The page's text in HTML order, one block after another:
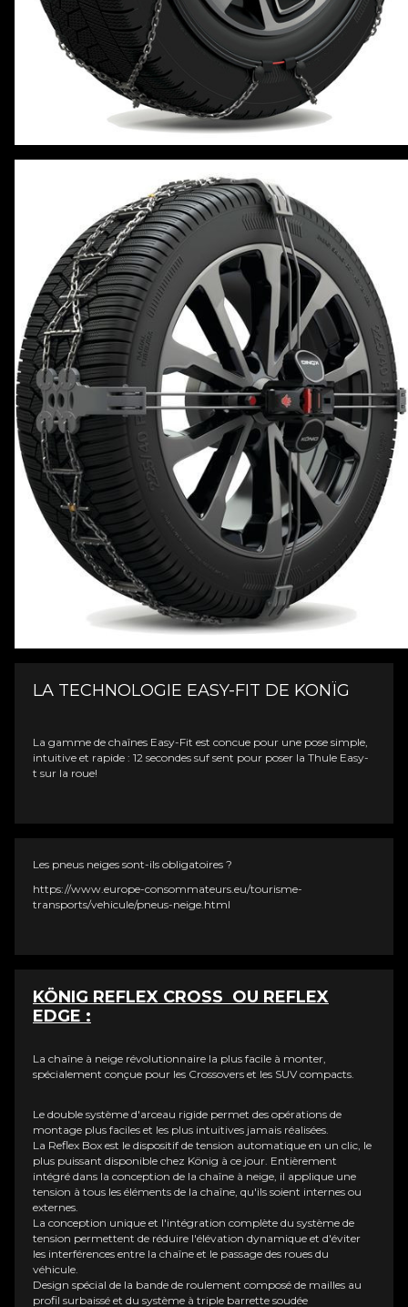
LA TECHNOLOGIE EASY-FIT DE KONÏG
La gamme de chaînes Easy-Fit est concue pour une pose simple,
intuitive et rapide : 12 secondes suf sent pour poser la Thule Easy-
t sur la roue!
Les pneus neiges sont-ils obligatoires ?
https://www.europe-consommateurs.eu/tourisme-
transports/vehicule/pneus-neige.html
KÖNIG REFLEX CROSS OU REFLEX
EDGE :
La chaîne à neige révolutionnaire la plus facile à monter,
spécialement conçue pour les Crossovers et les SUV compacts.
Le double système d'arceau rigide permet des opérations de
montage plus faciles et les plus intuitives jamais réalisées.
La Reflex Box est le dispositif de tension automatique en un clic, le
plus puissant disponible chez König à ce jour. Entièrement
intégré dans la conception de la chaîne à neige, il applique une
tension à tous les éléments de la chaîne, qu'ils soient internes ou
externes.
La conception unique et l'intégration complète du système de
tension permettent de réduire l'élévation dynamique et d'éviter
les interférences entre la chaîne et le passage des roues du
véhicule.
Design spécial de la bande de roulement composé de mailles au
profil surbaissé et du système à triple barrette soudée